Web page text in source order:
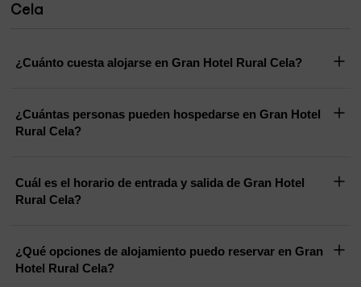
Cela
¿Cuánto cuesta alojarse en Gran Hotel Rural Cela?
¿Cuántas personas pueden hospedarse en Gran Hotel
Rural Cela?
Cuál es el horario de entrada y salida de Gran Hotel
Rural Cela?
¿Qué opciones de alojamiento puedo reservar en Gran
Hotel Rural Cela?